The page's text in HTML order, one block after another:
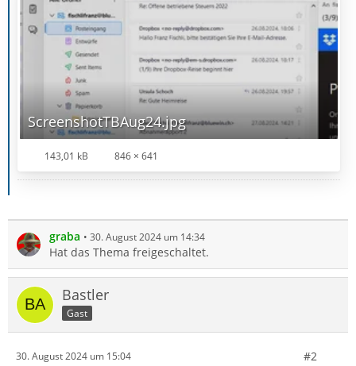
ScreenshotTBAug24.jpg
143,01 kB 846 × 641
graba 30. August 2024 um 14:34
Hat das Thema freigeschaltet.
Bastler
Gast
30. August 2024 um 15:04 #2